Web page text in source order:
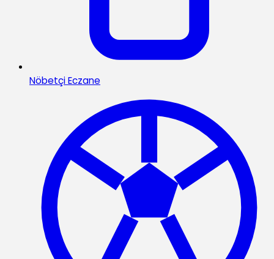
Nöbetçi Eczane